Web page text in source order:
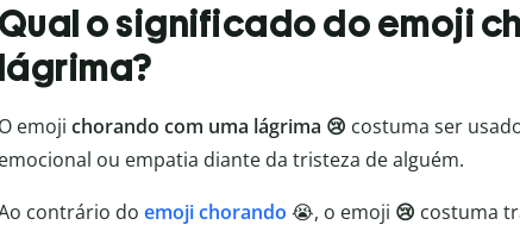
Qual o significado do emoji
lágrima?
O emoji chorando com uma lágrima 😢 costuma ser
emocional ou empatia diante da tristeza de alguém.
contrário do emoji chorando 😭, o emoji 😢 costuma